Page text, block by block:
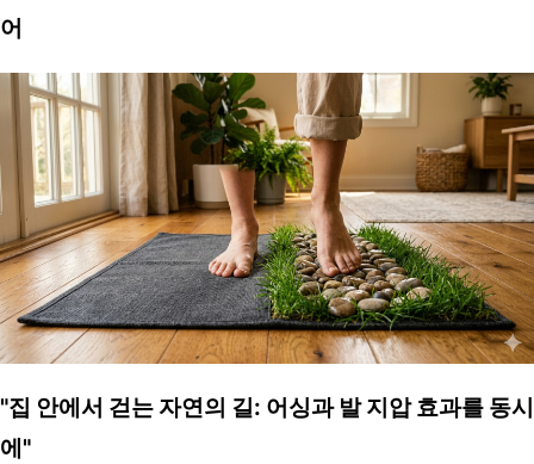
어
"집 안에서 걷는 자연의 길: 어싱과 발 지압 효과를 동시
에"